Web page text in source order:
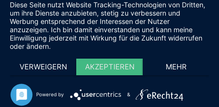
Diese Seite nutzt Website Tracking-Technologien von Dritten,
um ihre Dienste anzubieten, stetig zu verbessern und
Werbung entsprechend der Interessen der Nutzer
anzuzeigen. Ich bin damit einverstanden und kann meine
Einwilligung jederzeit mit Wirkung für die Zukunft widerrufen
oder ändern.
VERWEIGERN AKZEPTIEREN MEHR
Powered by &